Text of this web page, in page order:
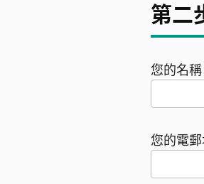
第二
您的名稱
您的電